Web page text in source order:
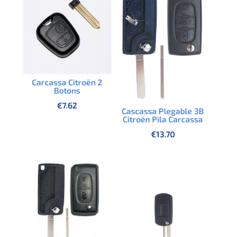
Carcassa Citroën 2
Botons
€7.62
Cascassa Plegable 3B
Citroën Pila Carcassa
€13.70